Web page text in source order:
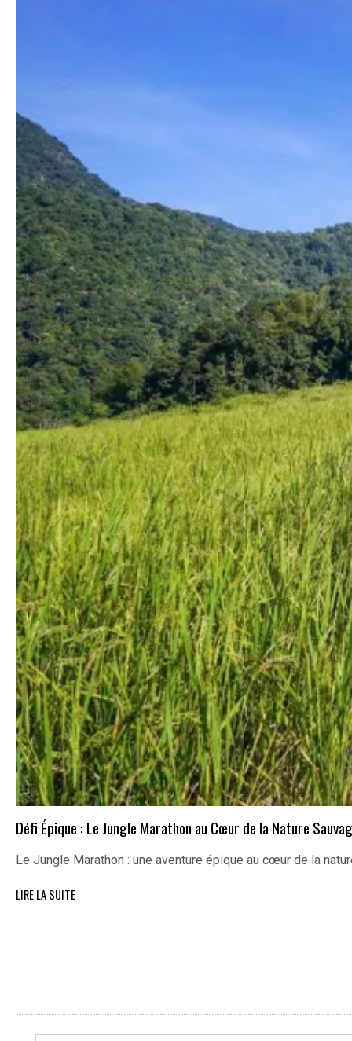
Défi Épique : Le Jungle Marathon au Cœur de la Nature
Le Jungle Marathon : une aventure épique au cœur de la
LIRE LA SUITE